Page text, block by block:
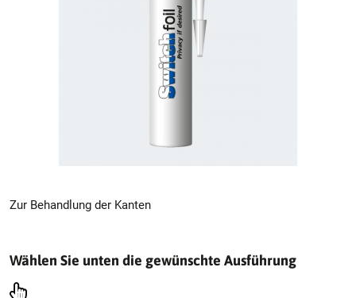
Zur Behandlung der Kanten
Wählen Sie unten die gewünschte Ausführung